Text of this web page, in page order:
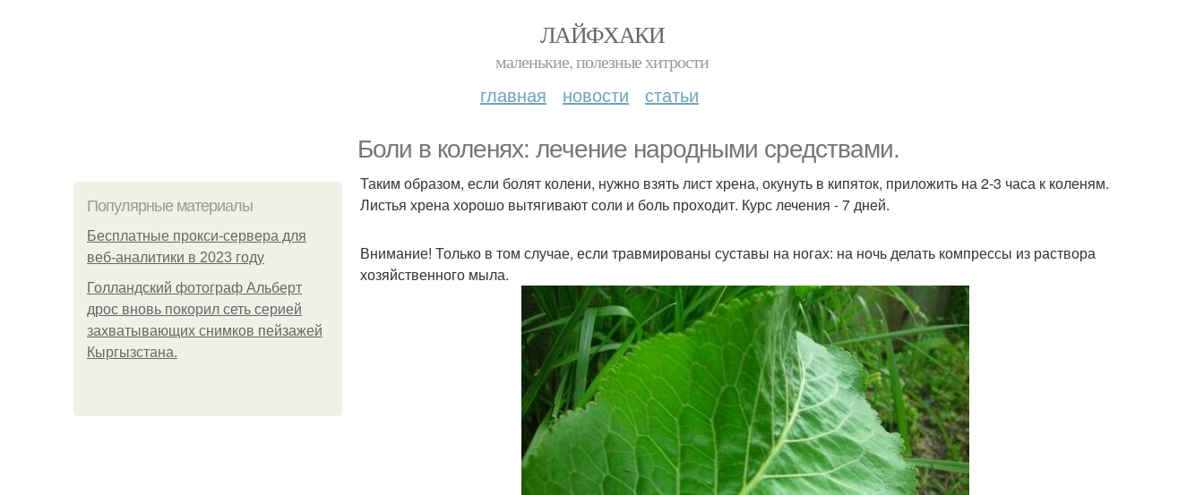
ЛАЙФХАКИ
маленькие, полезные хитрости
главная новости статьи
Боли в коленях: лечение народными средствами.
Популярные материалы
Бесплатные прокси-сервера для
веб-аналитики в 2023 году
Голландский фотограф Альберт
дрос вновь покорил сеть серией
захватывающих снимков пейзажей
Кыргызстана.
Таким образом, если болят колени, нужно взять лист хрена, окунуть в кипяток, приложить на 2-3 часа к коленям.
Листья хрена хорошо вытягивают соли и боль проходит. Курс лечения - 7 дней.
Внимание! Только в том случае, если травмированы суставы на ногах: на ночь делать компрессы из раствора
хозяйственного мыла.